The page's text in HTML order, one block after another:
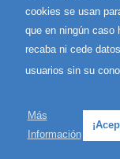
cookies se usan
que en ningún caso
recaba ni cede
usuarios sin su
Más
Información
Política de envíos